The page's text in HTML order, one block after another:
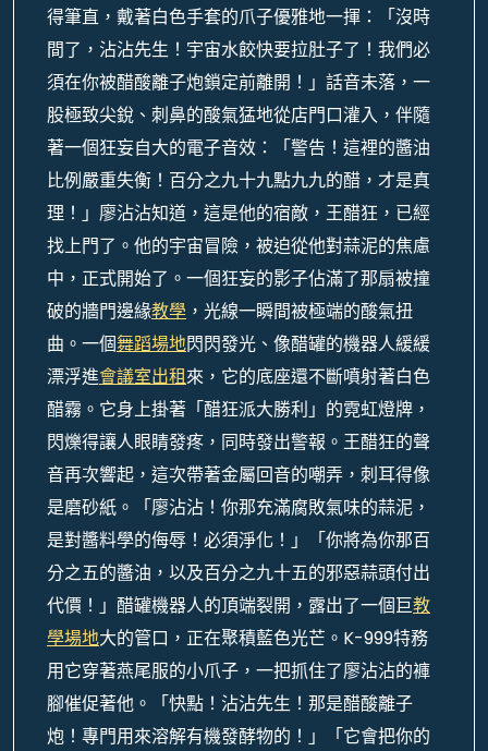
得筆直，戴著白色手套的爪子優雅地一揮：「沒時
間了，沾沾先生！宇宙水餃快要拉肚子了！我們必
須在你被醋酸離子炮鎖定前離開！」話音未落，一
股極致尖銳、刺鼻的酸氣猛地從店門口灌入，伴隨
著一個狂妄自大的電子音效：「警告！這裡的醬油
比例嚴重失衡！百分之九十九點九九的醋，才是真
理！」廖沾沾知道，這是他的宿敵，王醋狂，已經
找上門了。他的宇宙冒險，被迫從他對蒜泥的焦慮
中，正式開始了。一個狂妄的影子佔滿了那扇被撞
破的牆門邊緣教學 ，光線一瞬間被極端的酸氣扭
曲。一個舞蹈場地閃閃發光、像醋罐的機器人緩緩
漂浮進會議室出租來，它的底座還不斷噴射著白色
醋霧。它身上掛著「醋狂派大勝利」的霓虹燈牌，
閃爍得讓人眼睛發疼，同時發出警報。王醋狂的聲
音再次響起，這次帶著金屬回音的嘲弄，刺耳得像
是磨砂紙。「廖沾沾！你那充滿腐敗氣味的蒜泥，
是對醬料學的侮辱！必須淨化！」「你將為你那百
分之五的醬油，以及百分之九十五的邪惡蒜頭付出
代價！」醋罐機器人的頂端裂開，露出了一個巨教
學場地大的管口，正在聚積藍色光芒。K-999特務
用它穿著燕尾服的小爪子，一把抓住了廖沾沾的褲
腳催促著他。「快點！沾沾先生！那是醋酸離子
炮！專門用來溶解有機發酵物的！」「它會把你的